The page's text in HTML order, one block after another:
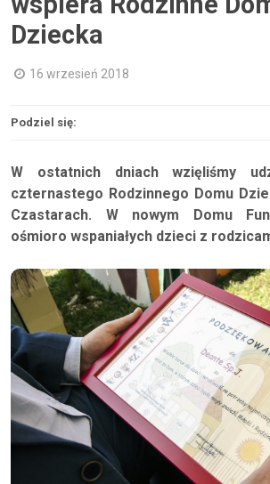
Dziecka
16 wrzesień 2018
Podziel się:
W ostatnich dniach wzięliśmy
czternastego Rodzinnego Domu
Czastarach. W nowym Domu
ośmioro wspaniałych dzieci z